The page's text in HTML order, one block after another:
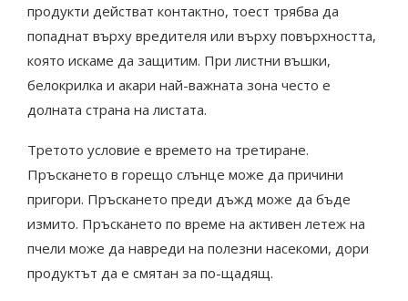
продукти действат контактно, тоест трябва да
попаднат върху вредителя или върху повърхността,
която искаме да защитим. При листни въшки,
белокрилка и акари най-важната зона често е
долната страна на листата.
Третото условие е времето на третиране.
Пръскането в горещо слънце може да причини
пригори. Пръскането преди дъжд може да бъде
измито. Пръскането по време на активен летеж на
пчели може да навреди на полезни насекоми, дори
продуктът да е смятан за по-щадящ.